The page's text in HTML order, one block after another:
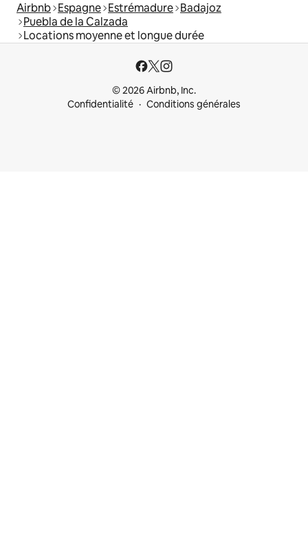
Airbnb Espagne Estrémadure Badajoz
Puebla de la Calzada
Locations moyenne et longue durée
© 2026 Airbnb, Inc.
Confidentialité
Conditions générales